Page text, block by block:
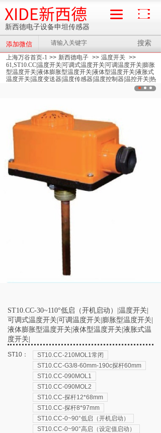
上海万谷首页-1 >> 新西德电子 >> 温度开关 >>
61,ST10.CC|温度开关|可调式温度开关|可调温度开关|膨胀
型温度开关|液体膨胀型温度开关|液体型温度开关|液胀式
温度开关|温度变送器|温度传感器|温度控制器|温控开关|热
保护器开关|微型控制开关|高限温度开关|低限温度开关|高
启温度开关|低启温度开关|温控器|热水温控器|管道温控器|
温度开关|可调温度开关|膨胀型温度开关|液体膨胀型温度
开关|液体型温度开关|液胀式温度开关|
ST10.CC-30~110°低启（开机启动）|温度开关|
可调式温度开关|可调温度开关|膨胀型温度开关|
液体膨胀型温度开关|液体型温度开关|液胀式温
度开关|
ST10：
ST10.CC-210MOL1常闭
ST10.CC-G3/8-60mm-190c探杆60mm
ST10.CC-090MOL1
ST10.CC-090MOL2
ST10.CC-探杆12*68mm
ST10.CC-探杆8*97mm
ST10.CC-0~90°低启（开机启动）
ST10.CC-0~90°高启（设定值启动）
搜索
添加微信
新西德电子设备申坦传感器
XIDE新西德